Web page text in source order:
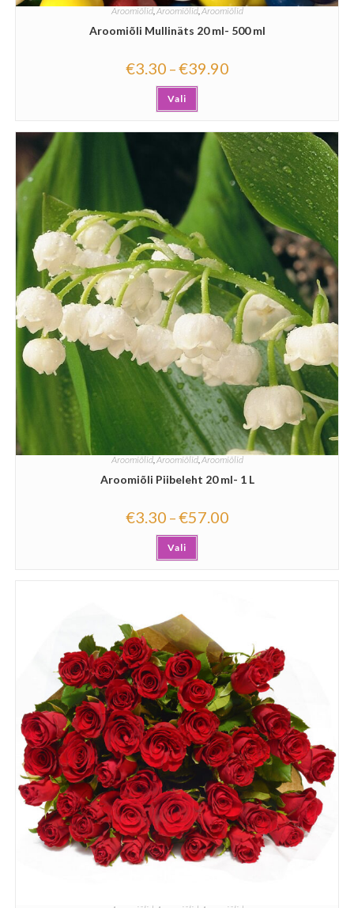
Aroomiõlid,Aroomiõlid,Aroomiõlid
Aroomiõli Mullinäts 20 ml- 500 ml
€3.30 –€39.90
Vali
Aroomiõlid,Aroomiõlid,Aroomiõlid
Aroomiõli Piibeleht 20 ml- 1 L
€3.30 –€57.00
Vali